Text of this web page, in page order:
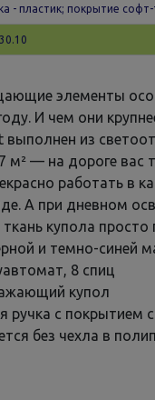
- пластик; покрытие софт-
элементы
И чем они
выполнен из
м² — на дороге вас
работать в
А при дневном
купола
и темно-синей
8 спиц
купол
ручка с покрытием
без чехла в